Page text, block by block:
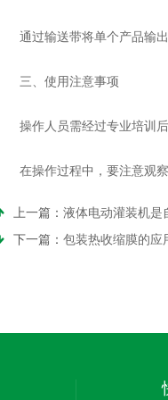
通过输送带将单个产品输出
三、使用注意事项
操作人员需经过专业培训后
在操作过程中，要注意观察
上一篇： 液体电动灌装机是
下一篇： 包装热收缩膜的应